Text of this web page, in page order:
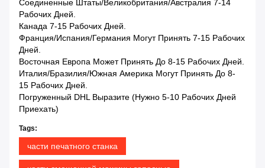
Соединенные Штаты/Великобритания/Австралия 7-14
Рабочих Дней.
Канада 7-15 Рабочих Дней.
Франция/Испания/Германия Могут Принять 7-15 Рабочих
Дней.
Восточная Европа Может Принять До 8-15 Рабочих Дней.
Италия/Бразилия/Южная Америка Могут Принять До 8-
15 Рабочих Дней.
Погруженный DHL Выразите (нужно 5-10 Рабочих Дней
Приехать)
Tags:
части печатного станка